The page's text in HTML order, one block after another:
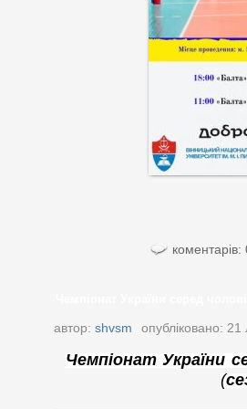
коментарів:
автор: shvsm опубліковано:
Чемпіонат України
(